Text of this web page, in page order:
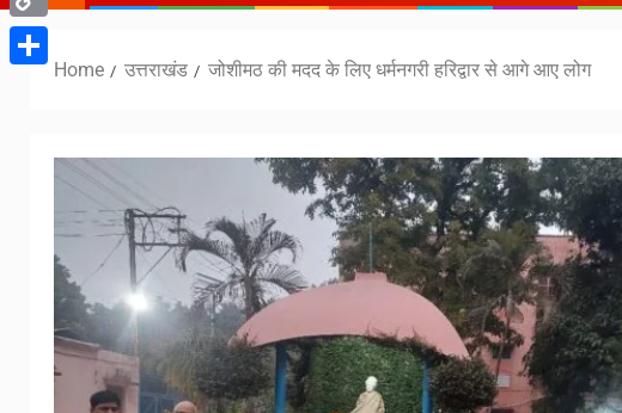
Home उत्तराखंड जोशीमठ की मदद के लिए धर्मनगरी हरिद्वार से आगे आए लोग
Copy
Share